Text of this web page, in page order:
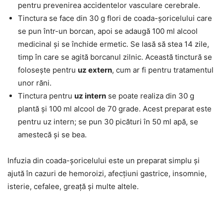
pentru prevenirea accidentelor vasculare cerebrale.
Tinctura se face din 30 g flori de coada-șoricelului care
se pun într-un borcan, apoi se adaugă 100 ml alcool
medicinal și se închide ermetic. Se lasă să stea 14 zile,
timp în care se agită borcanul zilnic. Această tinctură se
folosește pentru uz extern, cum ar fi pentru tratamentul
unor răni.
Tinctura pentru uz intern se poate realiza din 30 g
plantă și 100 ml alcool de 70 grade. Acest preparat este
pentru uz intern; se pun 30 picături în 50 ml apă, se
amestecă și se bea.
Infuzia din coada-șoricelului este un preparat simplu și
ajută în cazuri de hemoroizi, afecțiuni gastrice, insomnie,
isterie, cefalee, greață și multe altele.